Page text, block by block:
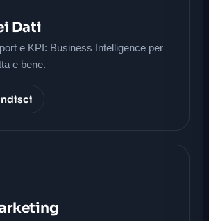
Dati
e KPI: Business Intelligence per
e bene.